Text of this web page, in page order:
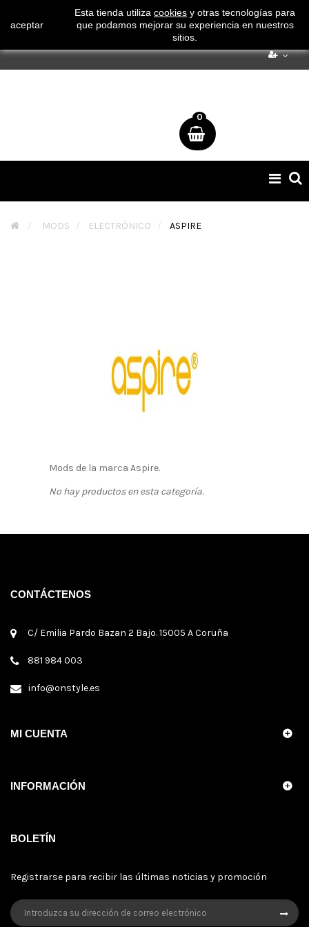
¡ Consigue tu envío gratuito por compras superiores a 50€
!
0
de
> MODS > ELECTRÓNICO > ASPIRE
Mods de la marca Aspire.
No hay productos en esta categoría.
CONTÁCTENOS
C/ Emilia Pardo Bazan 2 Bajo. 15005 A Coruña
881 984 003
info@onstyle.es
MI CUENTA
INFORMACIÓN
BOLETÍN
Registrarse para recibir las últimas noticias y promoción
aceptar
Esta tienda utiliza cookies y otras tecnologías para
que podamos mejorar su experiencia en nuestros
sitios.